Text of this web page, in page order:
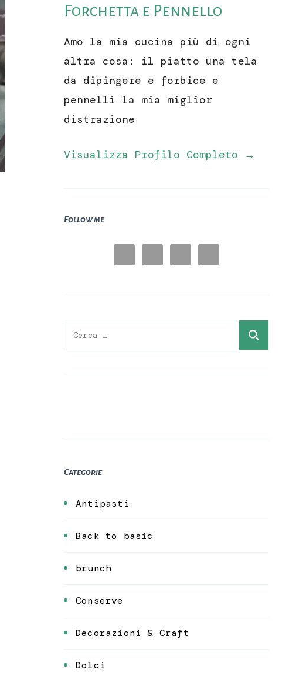
Forchetta e Pennello
Amo la mia cucina più di ogni
altra cosa: il piatto una tela
da dipingere e forbice e
pennelli la mia miglior
distrazione
Visualizza Profilo Completo →
Follow me
Ricerca
Categorie
Antipasti
Back to basic
brunch
Conserve
Decorazioni & Craft
Dolci